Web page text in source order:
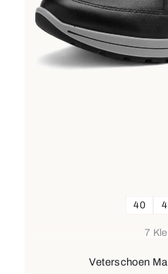
7
40
Veterschoen